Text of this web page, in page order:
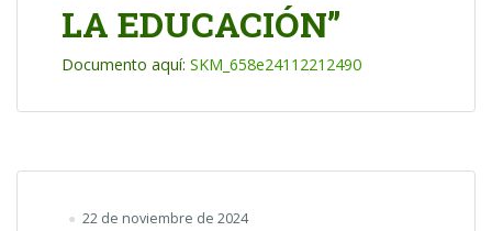
LA EDUCACIÓN”
Documento aquí: SKM_658e24112212490
22 de noviembre de 2024